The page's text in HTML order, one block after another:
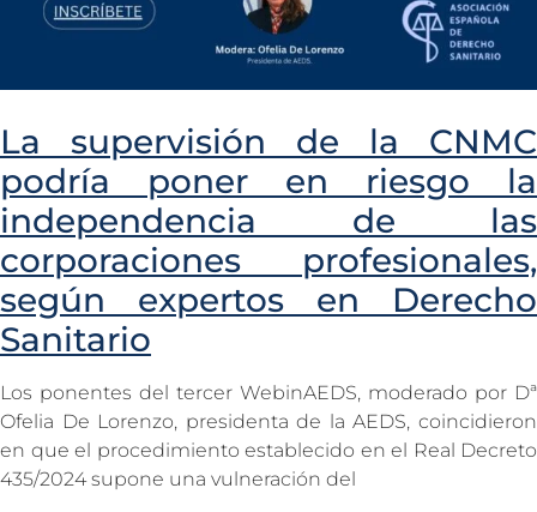
La supervisión de la CNMC
podría poner en riesgo la
independencia de las
corporaciones profesionales,
según expertos en Derecho
Sanitario
Los ponentes del tercer WebinAEDS, moderado por Dª
Ofelia De Lorenzo, presidenta de la AEDS, coincidieron
en que el procedimiento establecido en el Real Decreto
435/2024 supone una vulneración del